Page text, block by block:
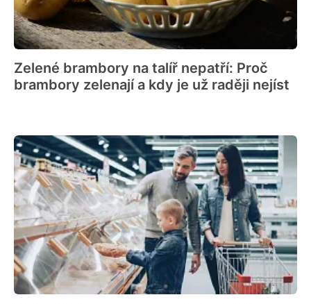
Zelené brambory na talíř nepatří: Proč
brambory zelenají a kdy je už raději nejíst